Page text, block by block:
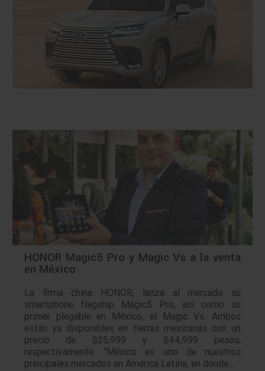
HONOR Magic5 Pro y Magic Vs a la venta
en México
La firma china HONOR, lanza al mercado su
smartphone flagship Magic5 Pro, así como su
primer plegable en México, el Magic Vs. Ambos
están ya disponibles en tierras mexicanas con un
precio de $25,999 y $44,999 pesos,
respectivamente. “México es uno de nuestros
principales mercados en América Latina, en donde…